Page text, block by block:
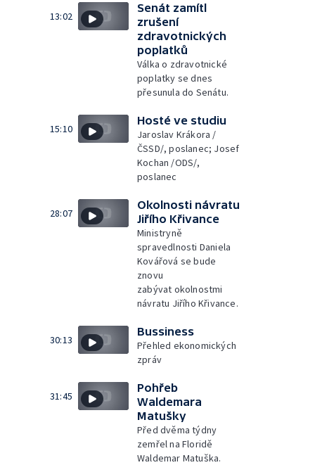
13:02
Senát zamítl
zrušení
zdravotnických
poplatků
Válka o zdravotnické
poplatky se dnes
přesunula do Senátu.
15:10
Hosté ve studiu
Jaroslav Krákora /
ČSSD/, poslanec; Josef
Kochan /ODS/,
poslanec
28:07
Okolnosti návratu
Jiřího Křivance
Ministryně
spravedlnosti Daniela
Kovářová se bude
znovu
zabývat okolnostmi
návratu Jiřího Křivance.
30:13
Bussiness
Přehled ekonomických
zpráv
31:45
Pohřeb
Waldemara
Matušky
Před dvěma týdny
zemřel na Floridě
Waldemar Matuška.